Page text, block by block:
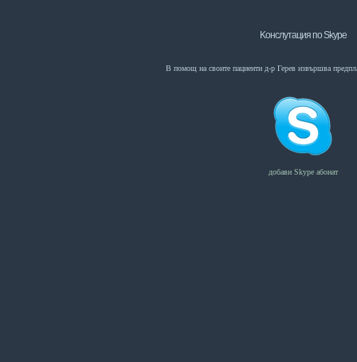
Kонслутация по Skype
В помощ на своите пациенти д-р Герев извършва
добави Skype абонат